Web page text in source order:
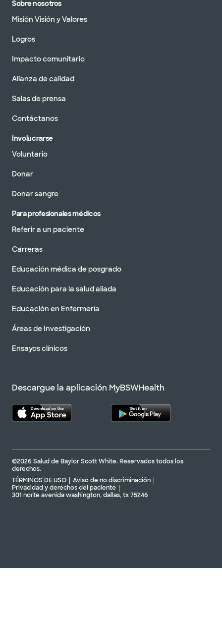
Sobre nosotros
Misión Visión y Valores
Logros
Impacto comunitario
Alianza de calidad
Salas de prensa
Contáctanos
Involucrarse
Voluntario
Donar
Donar sangre
Para profesionales médicos
Referir a un paciente
Carreras
Educación médica de posgrado
Educación para la salud aliada
Educación en Enfermería
Áreas de Investigación
Ensayos clínicos
Descargue la aplicación MyBSWHealth
©2026 Salud de Baylor Scott White. Reservados todos los
derechos.
TÉRMINOS DE USO
Aviso de no discriminación
Privacidad y derechos del paciente
301 norte avenida washington, dallas, tx 75246